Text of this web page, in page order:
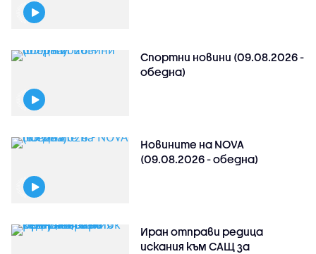
Спортни новини (09.08.2026 -
обедна)
Новините на NOVA
(09.08.2026 - обедна)
Иран отправи редица
искания към САЩ за